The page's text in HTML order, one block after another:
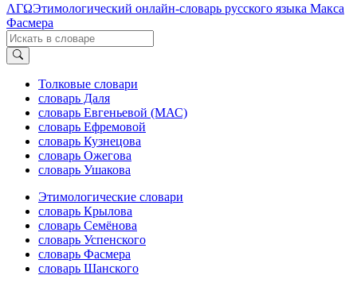
ΛΓΩЭтимологический онлайн-словарь русского языка Макса
Фасмера
Толковые словари
словарь Даля
словарь Евгеньевой (МАС)
словарь Ефремовой
словарь Кузнецова
словарь Ожегова
словарь Ушакова
Этимологические словари
словарь Крылова
словарь Семёнова
словарь Успенского
словарь Фасмера
словарь Шанского